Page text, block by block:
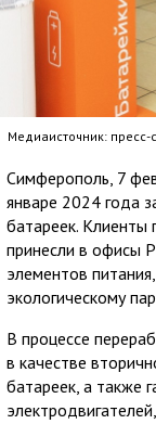
Медиаисточник: пресс-
Симферополь, 7
январе 2024 года
батареек. Клиенты
принесли в офисы
элементов
экологическому
В процессе
в качестве
батареек, а также